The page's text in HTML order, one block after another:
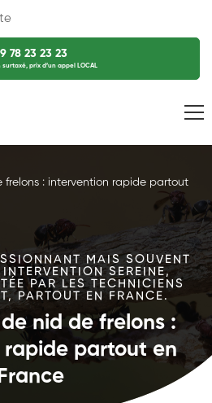
78 23 23 23
prix d’un appel LOCAL
frelons : intervention rapide partout
MAIS SOUVENT
SEREINE,
PAR LES TECHNICIENS
PARTOUT EN FRANCE.
nid de frelons :
partout en
France